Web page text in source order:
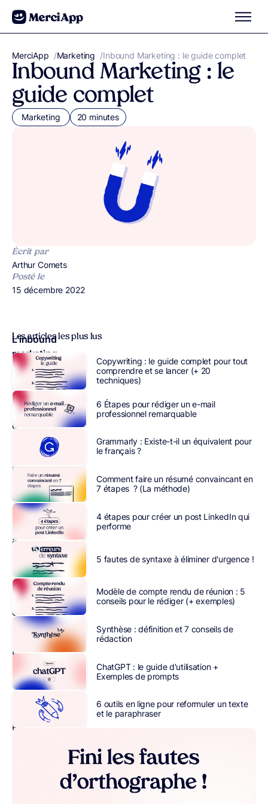
Aller au contenu
MerciApp correcteur orthographe
/Marketing /Inbound Marketing : le guide complet
Inbound Marketing : le
guide complet
Marketing 20 minutes
Écrit par
Publié par
Arthur Comets
Posté le
Publié le
15 décembre 2022
L’inbound
marketing,
c’est
attirer
le
poisson
dans
plutôt
que
d’aller
le
pêcher
au
large.
Une
métaphore
marine
qui
résume
assez
bien
cette
technique
vente.
Pour
Les articles les plus lus
Copywriting : le guide complet pour tout
comprendre et se lancer (+ 20
techniques)
6 Étapes pour rédiger un e-mail
professionnel remarquable
Grammarly : Existe-t-il un équivalent pour
le français ?
Comment faire un résumé convaincant en
7 étapes ? (La méthode)
4 étapes pour créer un post LinkedIn qui
performe
5 fautes de syntaxe à éliminer d'urgence !
Modèle de compte rendu de réunion : 5
conseils pour le rédiger (+ exemples)
Synthèse : définition et 7 conseils de
rédaction
ChatGPT : le guide d'utilisation +
Exemples de prompts
6 outils en ligne pour reformuler un texte
et le paraphraser